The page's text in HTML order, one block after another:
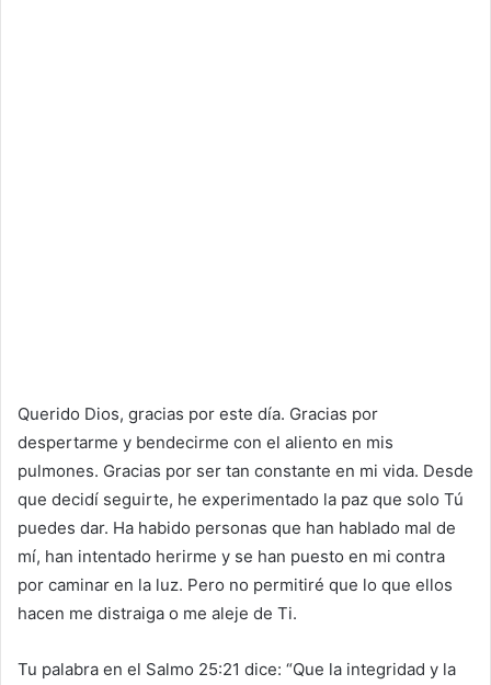
Querido Dios, gracias por este día. Gracias por
despertarme y bendecirme con el aliento en mis
pulmones. Gracias por ser tan constante en mi vida. Desde
que decidí seguirte, he experimentado la paz que solo Tú
puedes dar. Ha habido personas que han hablado mal de
mí, han intentado herirme y se han puesto en mi contra
por caminar en la luz. Pero no permitiré que lo que ellos
hacen me distraiga o me aleje de Ti.
Tu palabra en el Salmo 25:21 dice: “Que la integridad y la